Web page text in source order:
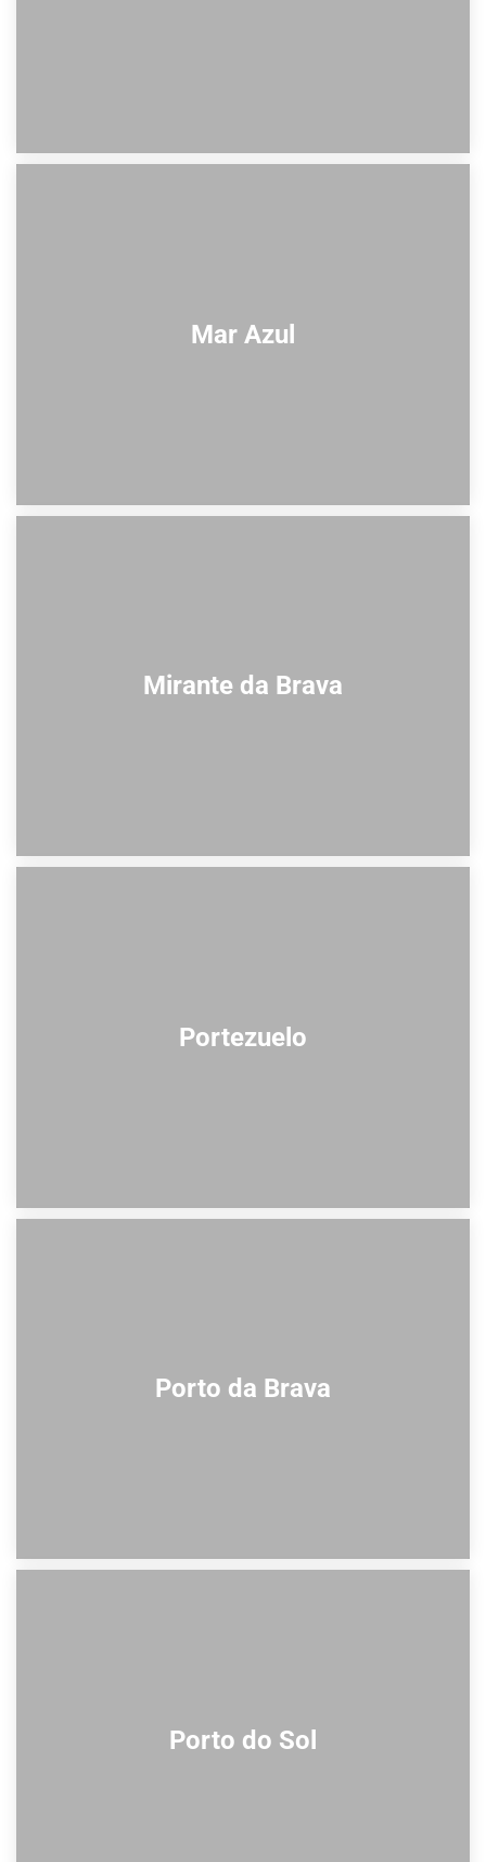
Mar Azul
Mirante da Brava
Portezuelo
Porto da Brava
Porto do Sol